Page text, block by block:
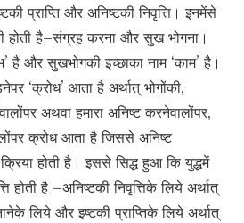
प्राप्ति और अनिष्टकी निवृत्ति। इनमेंसे
होती है–संग्रह करना और सुख भोगना।
है और सुखभोगकी इच्छाका नाम ‘काम’ है।
‘क्रोध’ आता है अर्थात् भोगोंकी,
अथवा हमारा अनिष्ट करनेवालोंपर,
क्रोध आता है जिससे अनिष्ट
होती है। इससे सिद्ध हुआ कि युद्धमें
होती है –अनिष्टकी निवृत्तिके लिये अर्थात्
लिये और इष्टकी प्राप्तिके लिये अर्थात्